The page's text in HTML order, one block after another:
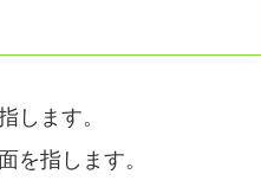
します。
を指します。